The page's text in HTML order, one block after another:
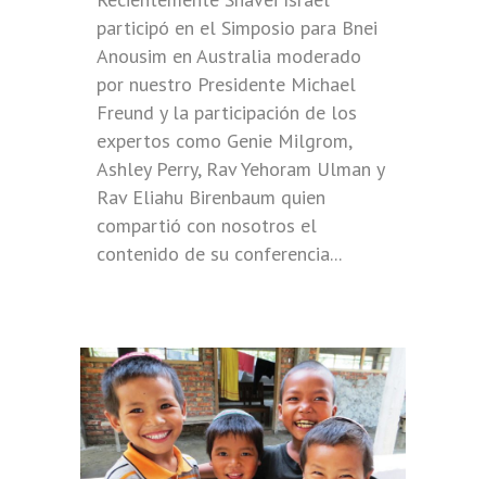
participó en el Simposio para Bnei
Anousim en Australia moderado
por nuestro Presidente Michael
Freund y la participación de los
expertos como Genie Milgrom,
Ashley Perry, Rav Yehoram Ulman y
Rav Eliahu Birenbaum quien
compartió con nosotros el
contenido de su conferencia...